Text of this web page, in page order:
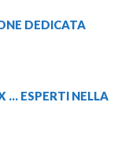
DEDICATA
… ESPERTI NELLA